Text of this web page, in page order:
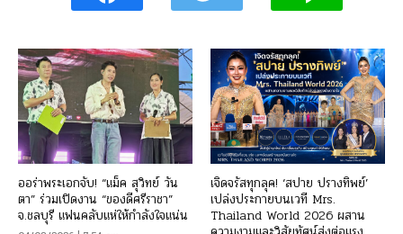
ออร่าพระเอกจับ! “แม็ค สุวิทย์ วัน
ตา” ร่วมเปิดงาน “ของดีศรีราชา”
จ.ชลบุรี แฟนคลับแห่ให้กำลังใจแน่น
เจิดจรัสทุกลุค! ‘สปาย ปรางทิพย์’
เปล่งประกายบนเวที Mrs.
Thailand World 2026 ผสาน